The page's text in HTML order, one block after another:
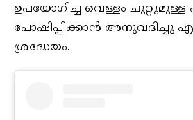
ഉപയോഗിച്ച വെള്ളം ചുറ്റുമുള്ള
പോഷിപ്പിക്കാൻ അനുവദിച്ചു
ശ്രദ്ധേയം.